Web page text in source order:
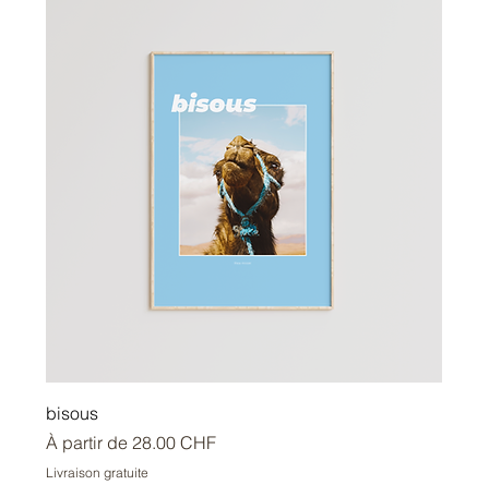
bisous
À partir de28.00 CHF
Prix promotionnel
Livraison gratuite